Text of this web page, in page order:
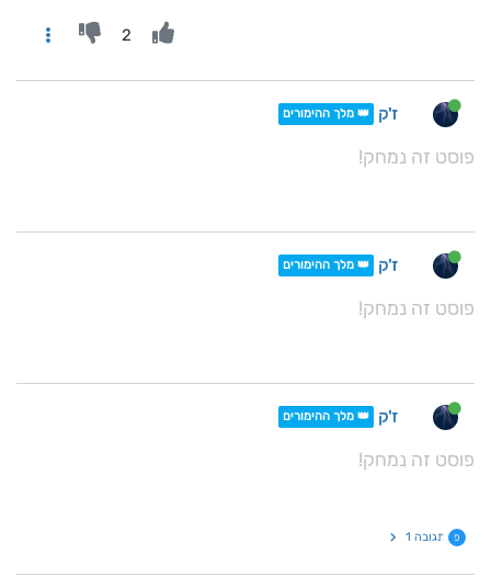
2
ז'ק 👑 מלך ההימורים
פוסט זה נמחק!
ז'ק 👑 מלך ההימורים
פוסט זה נמחק!
ז'ק 👑 מלך ההימורים
פוסט זה נמחק!
פ תגובה 1